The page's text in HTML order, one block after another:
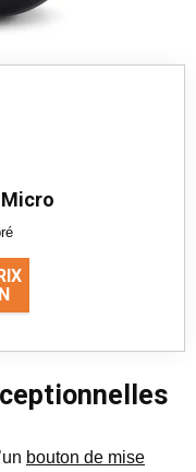
bouton de mise